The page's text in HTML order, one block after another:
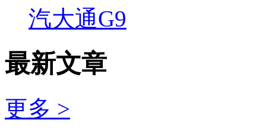
汽大通G9
最新文章
更多 >